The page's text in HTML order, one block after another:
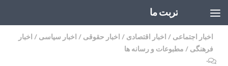
تربت ما
اخبار اجتماعی / اخبار اقتصادی / اخبار حقوقی / اخبار سیاسی / اخبار
فرهنگی / مطبوعات و رسانه ها
۰